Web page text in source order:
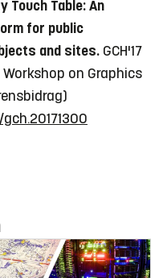
Touch Table: An
for public
and sites. GCH'17
Workshop on Graphics